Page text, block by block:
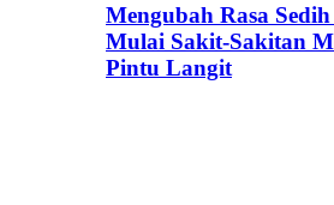
Mengubah Rasa
Mulai Sakit-Sakitan
Pintu Langit